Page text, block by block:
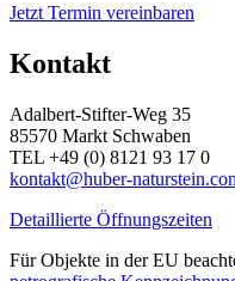
Jetzt Termin vereinbaren
Kontakt
Adalbert-Stifter-Weg 35
85570 Markt Schwaben
TEL +49 (0) 8121 93 17 0
kontakt@huber-
Detaillierte Öffnungszeiten
Für Objekte in der EU